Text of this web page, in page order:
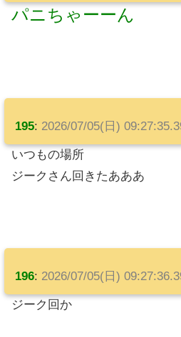
パニちゃーーん
195: 2026/07/05(日)
いつもの場所
ジークさん回きたあああ
196: 2026/07/05(日)
ジーク回か